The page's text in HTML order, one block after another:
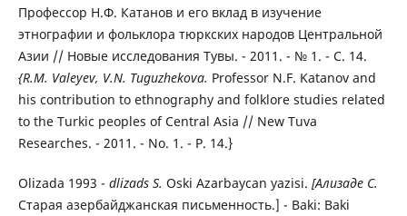
Профессор Н.Ф. Катанов и его вклад в изучение
этнографии и фольклора тюркских народов Центральной
Азии // Новые исследования Тувы. - 2011. - № 1. - С. 14.
{R.M. Valeyev, V.N. Tuguzhekova. Professor N.F. Katanov and
his contribution to ethnography and folklore studies related
to the Turkic peoples of Central Asia // New Tuva
Researches. - 2011. - No. 1. - P. 14.}
Olizada 1993 - dlizads S. Oski Azarbaycan yazisi. [Ализаде С.
Старая азербайджанская письменность.] - Baki: Baki